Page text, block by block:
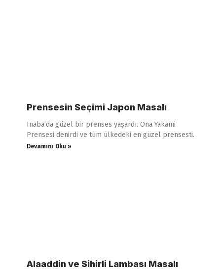
Prensesin Seçimi Japon Masalı
Inaba’da güzel bir prenses yaşardı. Ona Yakami
Prensesi denirdi ve tüm ülkedeki en güzel prensesti.
Devamını Oku »
Alaaddin ve Sihirli Lambası Masalı